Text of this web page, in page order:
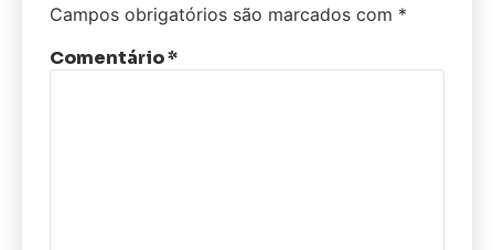
Campos obrigatórios são marcados com *
Comentário*